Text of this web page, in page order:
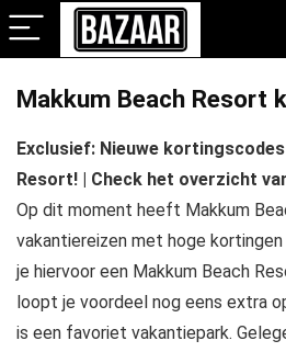
Makkum Beach Resort
Exclusief: Nieuwe
Resort! | Check het overzicht
Op dit moment heeft Makkum
vakantiereizen met hoge kortingen
je hiervoor een Makkum Beach
loopt je voordeel nog eens extra
is een favoriet vakantiepark.